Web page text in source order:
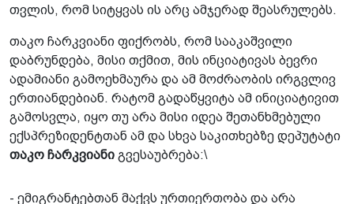
თვლის, რომ სიტყვას ის არც ამჯერად შეასრულებს.
თაკო ჩარკვიანი ფიქრობს, რომ სააკაშვილი
დაბრუნდება, მისი თქმით, მის ინციატივას ბევრი
ადამიანი გამოეხმაურა და ამ მოძრაობის ირგვლივ
ერთიანდებიან. რატომ გადაწყვიტა ამ ინიციატივით
გამოსვლა, იყო თუ არა მისი იდეა შეთანხმებული
ექსპრეზიდენტთან ამ და სხვა საკითხებზე დეპუტატი
თაკო ჩარკვიანი გვესაუბრება:\
- ემიგრანტებთან მაქვს ურთიერთობა და არა